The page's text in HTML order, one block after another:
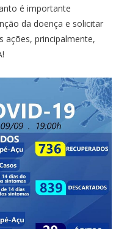
é importante
da doença e solicitar
ações, principalmente,